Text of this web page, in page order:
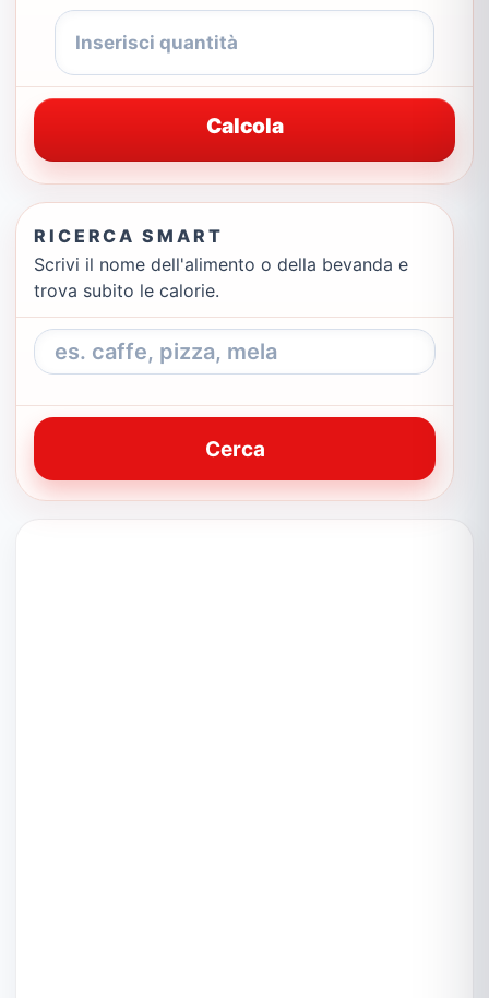
Calcola
RICERCA SMART
Scrivi il nome dell'alimento o della bevanda e
trova subito le calorie.
Cerca